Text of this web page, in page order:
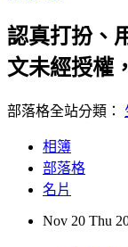
認真打扮、
文未經授權
部落格全站分類：
相簿
部落格
名片
Nov 20 Thu